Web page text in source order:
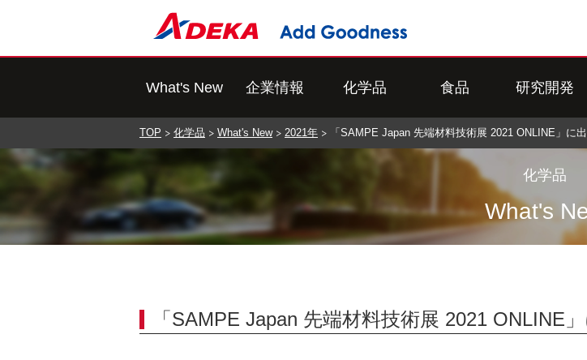
What's New 企業情報 化学品 食品 研究開発
TOP 化学品 What's New 2021年 「SAMPE Japan 先端材料技術展 2021 ONLINE」に
化学品
What's
「SAMPE Japan 先端材料技術展 2021 ONLINE